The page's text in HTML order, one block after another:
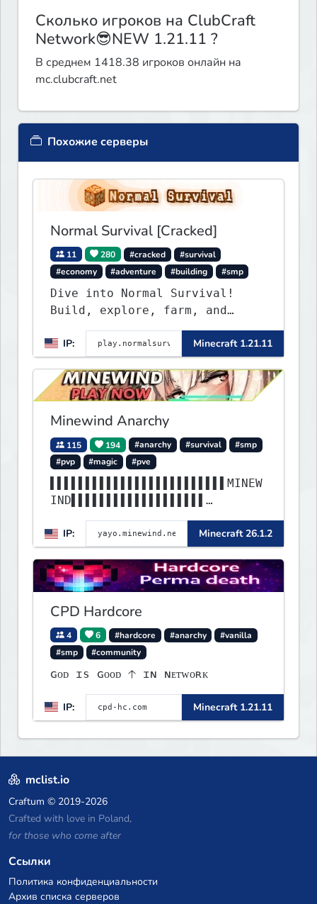
Сколько игроков на ClubCraft
Network😎NEW 1.21.11 ?
В среднем 1418.38 игроков онлайн на
mc.clubcraft.net
Похожие серверы
Normal Survival [Cracked]
11 280 #cracked
#survival
#economy
#adventure #building #smp
Dive into Normal Survival!
Build, explore, farm, and
create with a friendly
community. Enjoy weekly
updates, new features, and
endless adventures!
IP: Minecraft 1.21.11
Minewind Anarchy
115 194 #anarchy #survival
#smp
#pvp
#magic #pve
▌▌▌▌▌▌▌▌▌▌▌▌▌▌▌▌▌▌▌▌▌▌▌▌▌MINEW
IND▌▌▌▌▌▌▌▌▌▌▌▌▌▌▌▌▌▌▌
▌▌▌▌▌▌▌▌▌▌▌▌▌▌▌▌▌▌▌▌▌▌▌▌▌▌▌▌▌▌
▌▌▌▌▌▌▌▌▌▌▌▌▌▌▌▌▌▌▌▌▌▌
IP: Minecraft 26.1.2
CPD Hardcore
4 6 #hardcore #anarchy
#vanilla
#smp
#community
ɢᴏᴅ ɪs ɢᴏᴏᴅ 🡡 ɪɴ ɴᴇᴛᴡᴏʀᴋ
IP: Minecraft 1.21.11
mclist.io
Craftum © 2019-2026
Crafted with love in Poland,
for those who come after
Ссылки
Политика конфиденциальности
Архив списка серверов